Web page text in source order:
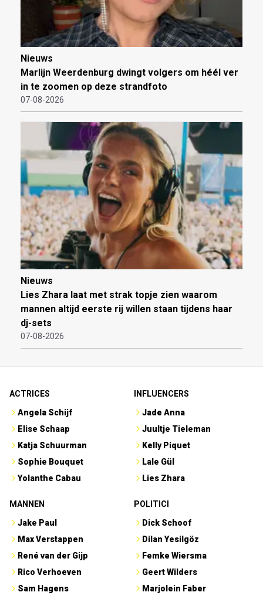
Nieuws
Marlijn Weerdenburg dwingt volgers om héél ver
in te zoomen op deze strandfoto
07-08-2026
Nieuws
Lies Zhara laat met strak topje zien waarom
mannen altijd eerste rij willen staan tijdens haar
dj-sets
07-08-2026
ACTRICES
Angela Schijf
Elise Schaap
Katja Schuurman
Sophie Bouquet
Yolanthe Cabau
INFLUENCERS
Jade Anna
Juultje Tieleman
Kelly Piquet
Lale Gül
Lies Zhara
MANNEN
Jake Paul
Max Verstappen
René van der Gijp
Rico Verhoeven
Sam Hagens
POLITICI
Dick Schoof
Dilan Yesilgöz
Femke Wiersma
Geert Wilders
Marjolein Faber